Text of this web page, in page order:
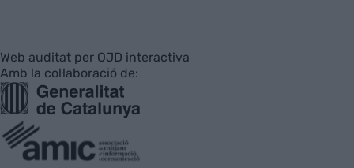
Web auditat per OJD interactiva
Amb la col·laboració de: